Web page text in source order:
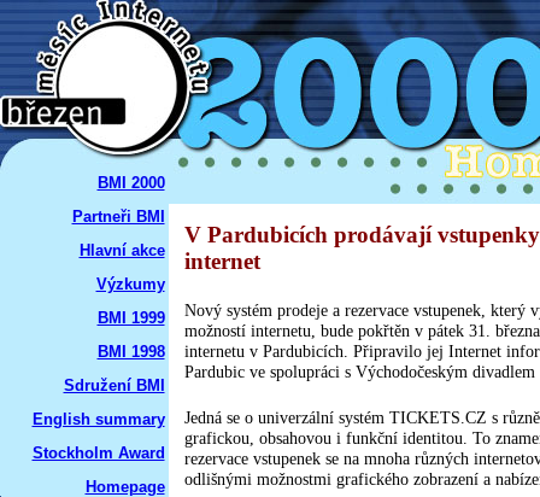
BMI 2000
Partneři BMI
Hlavní akce
Výzkumy
BMI 1999
BMI 1998
Sdružení BMI
English summary
Stockholm Award
Homepage
V Pardubicích prodávají
internet
Nový systém prodeje a rezervace vstupenek, který
možností internetu, bude pokřtěn v pátek 31.
internetu v Pardubicích. Připravilo jej Internet
Pardubic ve spolupráci s Východočeským
Jedná se o univerzální systém TICKETS.CZ s
grafickou, obsahovou i funkční identitou. To
rezervace vstupenek se na mnoha různých
odlišnými možnostmi grafického zobrazení a